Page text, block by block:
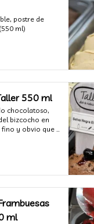
postre de
ml)
550 ml
chocolatoso,
bizcocho en
fino y obvio que
ml